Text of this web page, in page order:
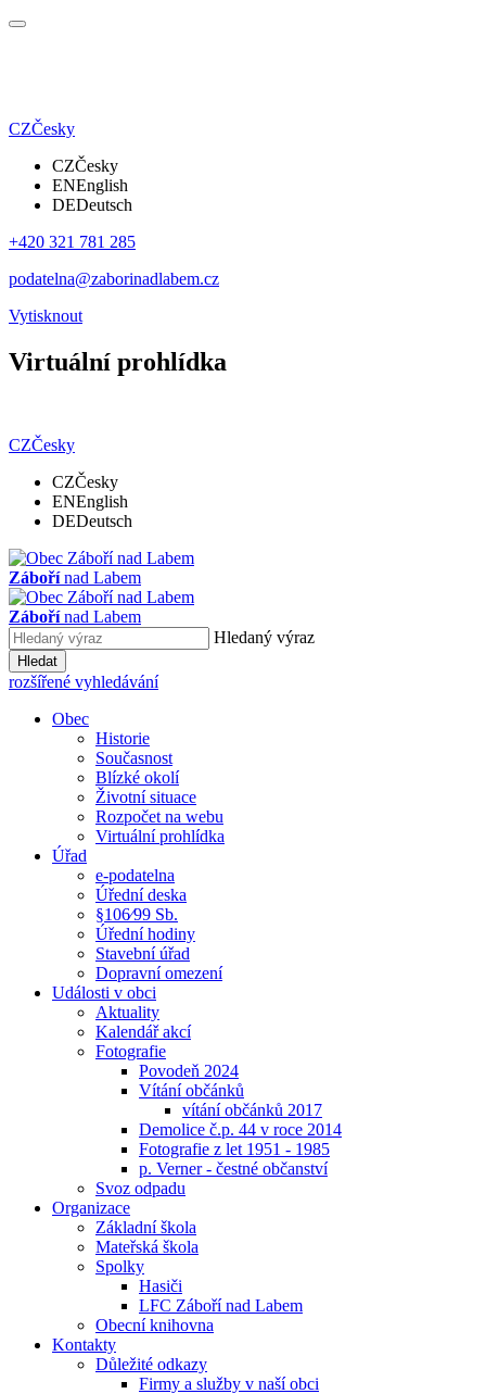
CZČesky
CZČesky
ENEnglish
DEDeutsch
+420 321 781 285
podatelna@zaborinadlabem.cz
Vytisknout
Virtuální prohlídka
CZČesky
CZČesky
ENEnglish
DEDeutsch
Zábořínad Labem
Zábořínad Labem
Hledaný výraz
Hledat
rozšířené vyhledávání
Obec
Historie
Současnost
Blízké okolí
Životní situace
Rozpočet na webu
Virtuální prohlídka
Úřad
e-podatelna
Úřední deska
§106⁄99 Sb.
Úřední hodiny
Stavební úřad
Dopravní omezení
Události v obci
Aktuality
Kalendář akcí
Fotografie
Povodeň 2024
Vítání občánků
vítání občánků 2017
Demolice č.p. 44 v roce 2014
Fotografie z let 1951 - 1985
p. Verner - čestné občanství
Svoz odpadu
Organizace
Základní škola
Mateřská škola
Spolky
Hasiči
LFC Záboří nad Labem
Obecní knihovna
Kontakty
Důležité odkazy
Firmy a služby v naší obci